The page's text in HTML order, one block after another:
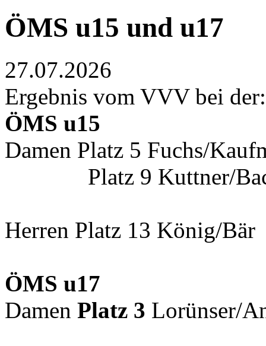
ÖMS u15 und u17
27.07.2026
Ergebnis vom VVV bei der:
ÖMS u15
Damen Platz 5 Fuchs/
Platz 9 Kuttner/
Herren Platz 13 König/Bär
ÖMS u17
Damen Platz 3 Lorünser/